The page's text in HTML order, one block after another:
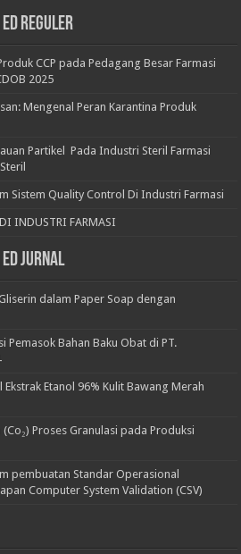
Reguler
CCP pada Pedagang Besar Farmasi
2025
Mengenal Peran Karantina Produk
Partikel Pada Industri Steril Farmasi
Sistem Quality Control Di Industri Farmasi
INDUSTRI FARMASI
Jurnal
dalam Paper Soap dengan
Pemasok Bahan Baku Obat di PT.
Etanol 96% Kulit Bawang Merah
Proses Granulasi pada Produksi
pembuatan Standar Operasional
Computer System Validation (CSV)